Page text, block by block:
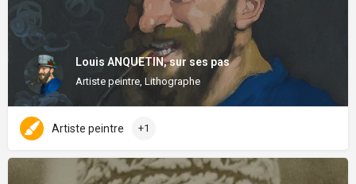
Louis ANQUETIN, sur ses pas
Artiste peintre, Lithographe
Artiste peintre +1